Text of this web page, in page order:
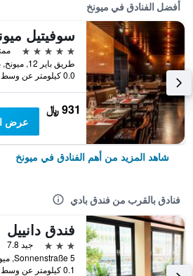
أفضل الفنادق في ميونخ
5 نجوم
0.0 كيلومتر عن وسط المدينة
931 ﷼
عرض
شاهد المزيد من أهم الفنادق في ميونخ
فنادق بالقرب من فندق بادي
فندق دانييل
3 نجوم
جيد 7.8
0.1 كيلومتر عن وسط المدينة